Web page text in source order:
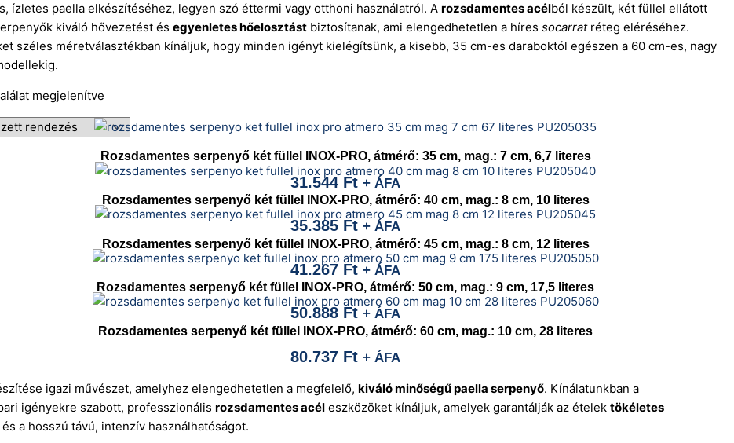
ízletes paella elkészítéséhez, legyen szó éttermi vagy otthoni használatról. Arozsdamentes acélból készült, két füllel ellátott
kiváló hővezetést ésegyenletes hőelosztást biztosítanak, ami elengedhetetlen a híressocarratréteg eléréséhez.
széles méretválasztékban kínáljuk, hogy minden igényt kielégítsünk, a kisebb, 35 cm-es daraboktól egészen a 60 cm-es, nagy
megjelenítve
Rozsdamentes serpenyő két füllel INOX-PRO, átmérő: 35 cm, mag.: 7 cm, 6,7 literes
31.544 Ft + ÁFA
Rozsdamentes serpenyő két füllel INOX-PRO, átmérő: 40 cm, mag.: 8 cm, 10 literes
35.385 Ft + ÁFA
Rozsdamentes serpenyő két füllel INOX-PRO, átmérő: 45 cm, mag.: 8 cm, 12 literes
41.267 Ft + ÁFA
Rozsdamentes serpenyő két füllel INOX-PRO, átmérő: 50 cm, mag.: 9 cm, 17,5 literes
50.888 Ft + ÁFA
Rozsdamentes serpenyő két füllel INOX-PRO, átmérő: 60 cm, mag.: 10 cm, 28 literes
80.737 Ft + ÁFA
igazi művészet, amelyhez elengedhetetlen a megfelelő,kiváló minőségű paella serpenyő. Kínálatunkban a
igényekre szabott, professzionálisrozsdamentes acél eszközöket kínáljuk, amelyek garantálják az ételektökéletes
a hosszú távú, intenzív használhatóságot.